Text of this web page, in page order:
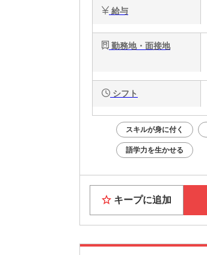
給与
勤務地・面接地
シフト
スキルが身に付く
語学力を生かせる
キープに追加